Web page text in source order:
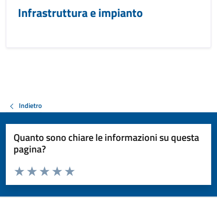
Infrastruttura e impianto
Indietro
Quanto sono chiare le informazioni su questa
pagina?
Valuta da 1 a 5 stelle la pagina
Valuta 5 stelle su 5
Valuta 4 stelle su 5
Valuta 3 stelle su 5
Valuta 2 stelle su 5
Valuta 1 stelle su 5